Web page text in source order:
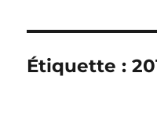
Étiquette :